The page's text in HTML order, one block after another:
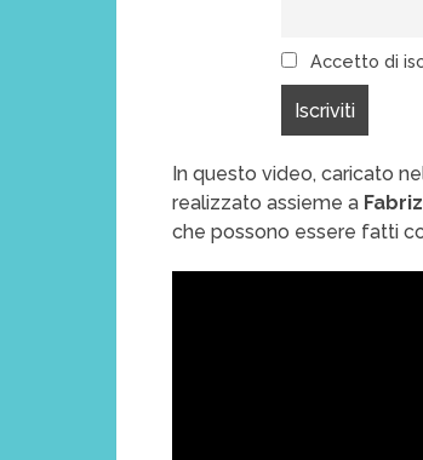
Accetto di
In questo video, caricato
realizzato assieme a
che possono essere fatti